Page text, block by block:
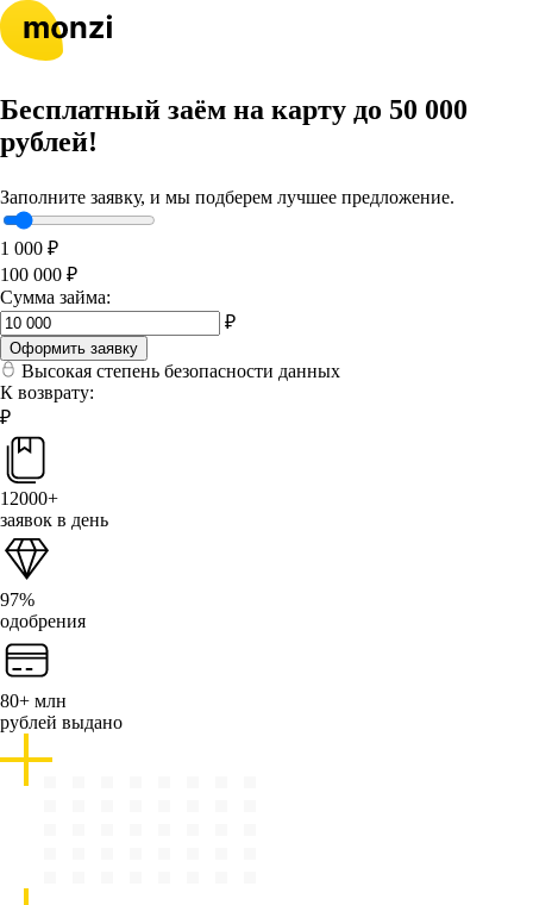
Бесплатный заём на карту до 50 000
рублей!
Заполните заявку, и мы подберем лучшее предложение.
1 000 ₽
100 000 ₽
Сумма займа:
₽
Оформить заявку
Высокая степень безопасности данных
К возврату:
₽
12000+
заявок в день
97%
одобрения
80+ млн
рублей выдано